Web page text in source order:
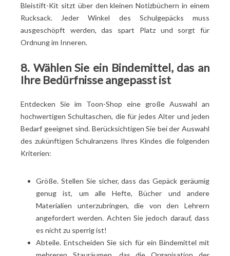
Bleistift-Kit sitzt über den kleinen Notizbüchern in einem
Rucksack. Jeder Winkel des Schulgepäcks muss
ausgeschöpft werden, das spart Platz und sorgt für
Ordnung im Inneren.
8. Wählen Sie ein Bindemittel, das an
Ihre Bedürfnisse angepasst ist
Entdecken Sie im Toon-Shop eine große Auswahl an
hochwertigen Schultaschen, die für jedes Alter und jeden
Bedarf geeignet sind. Berücksichtigen Sie bei der Auswahl
des zukünftigen Schulranzens Ihres Kindes die folgenden
Kriterien:
Größe. Stellen Sie sicher, dass das Gepäck geräumig
genug ist, um alle Hefte, Bücher und andere
Materialien unterzubringen, die von den Lehrern
angefordert werden. Achten Sie jedoch darauf, dass
es nicht zu sperrig ist!
Abteile. Entscheiden Sie sich für ein Bindemittel mit